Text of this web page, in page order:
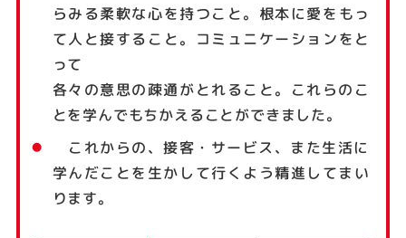
らみる柔軟な心を持つこと。根本に愛をもっ
て人と接すること。コミュニケーションをと
って
各々の意思の疎通がとれること。これらのこ
とを学んでもちかえることができました。
これからの、接客・サービス、また生活に
学んだことを生かして行くよう精進してまい
ります。